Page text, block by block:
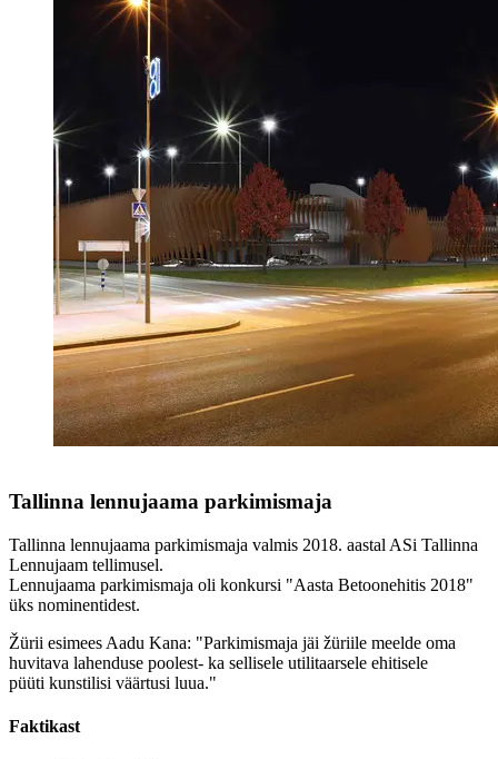
Tallinna lennujaama parkimismaja
Tallinna lennujaama parkimismaja valmis 2018. aastal ASi Tallinna
Lennujaam tellimusel.
Lennujaama parkimismaja oli konkursi "Aasta Betoonehitis 2018"
üks nominentidest.
Žürii esimees Aadu Kana: "Parkimismaja jäi žüriile meelde oma
huvitava lahenduse poolest- ka sellisele utilitaarsele ehitisele
püüti kunstilisi väärtusi luua."
Faktikast